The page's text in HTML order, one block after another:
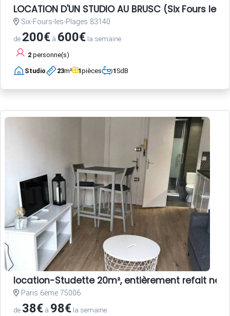
LOCATION D'UN STUDIO AU BRUSC (Six Fours les
Six-Fours-les-Plages 83140
de 200€ à 600€ la semaine
2 personne(s)
Studio 23m² 1pièces 1SdB
location-Studette 20m², entièrement refait neuf
Paris 6ème 75006
de 38€ à 98€ la semaine